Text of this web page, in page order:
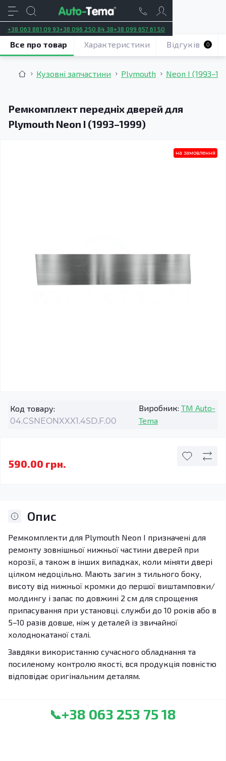
+38 063 881 09 93+38 096 250 84 38+38 099 657 61 50
Кузовні запчастини Plymouth Neon I
Ремкомплект передніх дверей для
Plymouth Neon I (1993–1999)
Все про товар Характеристики Відгуків 0
на замовлення
Код товару:
04.CSNEONXXX1.4SD.F.00
Виробник: TM Auto-
Tema
590.00 грн.
Опис
Ремкомплекти для Plymouth Neon I призначені для
ремонту зовнішньої нижньої частини дверей при
корозії, а також в інших випадках, коли міняти двері
цілком недоцільно. Мають загин з тильного боку,
висоту від нижньої кромки до першої виштамповки/
молдингу і запас по довжині 2 см для спрощення
припасування при установці. служби до 10 років або в
5–10 разів довше, ніж у деталей із звичайної
холоднокатаної сталі.
Завдяки використанню сучасного обладнання та
посиленому контролю якості, вся продукція повністю
відповідає оригінальним деталям.
📞+38 063 253 75 18